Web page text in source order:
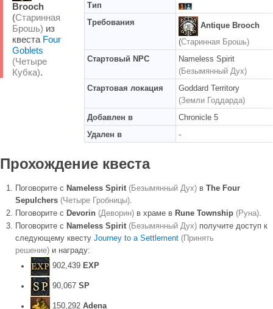
Тип
Требования
Antique Brooch
(Старинная Брошь)
Стартовый NPC
Nameless Spirit
(Безымянный Дух)
Стартовая локация
Goddard Territory
(Земли Годдарда)
Добавлен в
Chronicle 5
Удален в
-
Brooch
(Старинная
Брошь) из
квеста Four
Goblets
(Четыре
Кубка).
Прохождение квеста
Поговорите с Nameless Spirit (Безымянный Дух) в The Four
Sepulchers (Четыре Гробницы).
Поговорите с Devorin (Деворин) в храме в Rune Township (Руна).
Поговорите с Nameless Spirit (Безымянный Дух) получите доступ к
следующему квесту Journey to a Settlement (Принять
решение) и награду:
902,439 EXP
90,067 SP
150,292 Adena